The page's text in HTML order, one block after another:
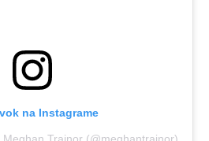
na Instagrame